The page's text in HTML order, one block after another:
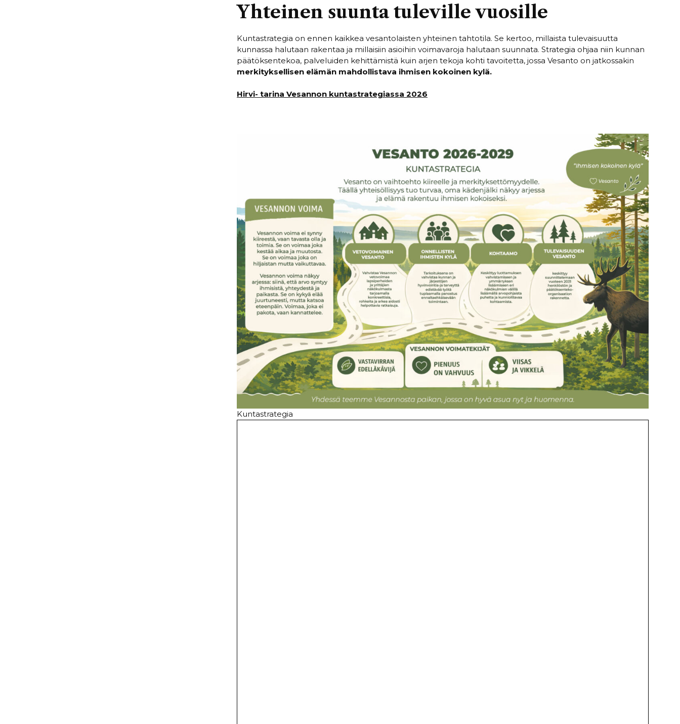
Yhteinen suunta tuleville vuosille
Kuntastrategia on ennen kaikkea vesantolaisten yhteinen tahtotila. Se kertoo, millaista tulevaisuutta
kunnassa halutaan rakentaa ja millaisiin asioihin voimavaroja halutaan suunnata. Strategia ohjaa niin kunnan
päätöksentekoa, palveluiden kehittämistä kuin arjen tekoja kohti tavoitetta, jossa Vesanto on jatkossakin
merkityksellisen elämän mahdollistava ihmisen kokoinen kylä.
Hirvi- tarina Vesannon kuntastrategiassa 2026
Kuntastrategia